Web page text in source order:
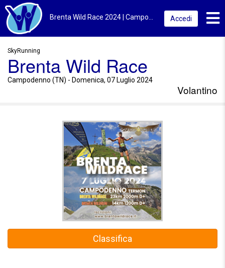
Accedi
SkyRunning
Brenta Wild Race
Campodenno (TN) - Domenica, 07 Luglio 2024
Volantino
Classifica